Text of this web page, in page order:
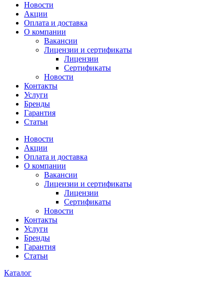
Новости
Акции
Оплата и доставка
О компании
Вакансии
Лицензии и сертификаты
Лицензии
Сертификаты
Новости
Контакты
Услуги
Бренды
Гарантия
Статьи
Новости
Акции
Оплата и доставка
О компании
Вакансии
Лицензии и сертификаты
Лицензии
Сертификаты
Новости
Контакты
Услуги
Бренды
Гарантия
Статьи
Каталог